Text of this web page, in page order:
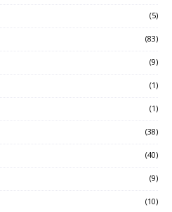
(5)
(83)
(9)
(1)
(1)
(38)
(40)
(9)
(10)